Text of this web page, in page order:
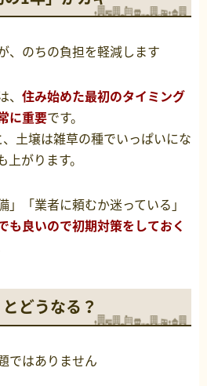
、のちの負担を軽減します
住み始めた最初のタイミング
に重要です。
土壌は雑草の種でいっぱいにな
がります。
「業者に頼むか迷っている」
も良いので初期対策をしておく
どうなる？
ではありません